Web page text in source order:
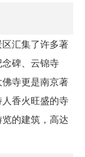
汇集了许多著
碑、云锦寺
寺更是南京著
香火旺盛的寺
的建筑，高达